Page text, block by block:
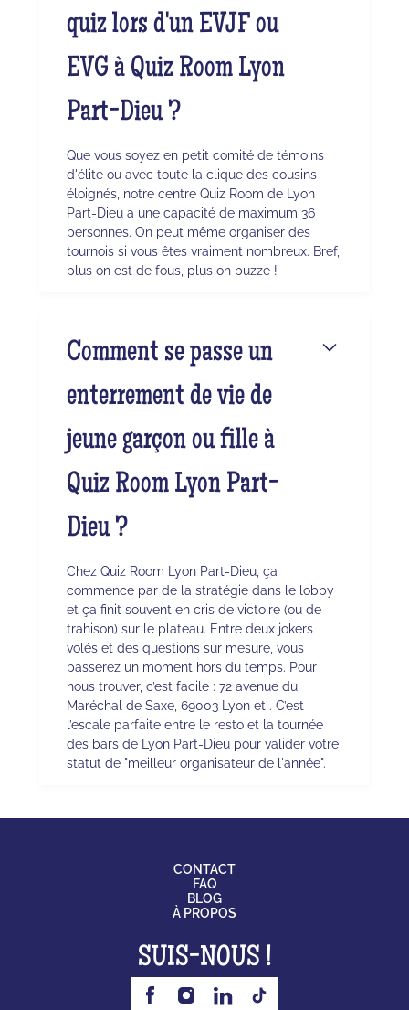
quiz lors d'un EVJF ou
EVG à Quiz Room Lyon
Part-Dieu ?
Que vous soyez en petit comité de témoins
d'élite ou avec toute la clique des cousins
éloignés, notre centre Quiz Room de Lyon
Part-Dieu a une capacité de maximum 36
personnes. On peut même organiser des
tournois si vous êtes vraiment nombreux. Bref,
plus on est de fous, plus on buzze !
Comment se passe un
enterrement de vie de
jeune garçon ou fille à
Quiz Room Lyon Part-
Dieu ?
Chez Quiz Room Lyon Part-Dieu, ça
commence par de la stratégie dans le lobby
et ça finit souvent en cris de victoire (ou de
trahison) sur le plateau. Entre deux jokers
volés et des questions sur mesure, vous
passerez un moment hors du temps. Pour
nous trouver, c’est facile : 72 avenue du
Maréchal de Saxe, 69003 Lyon et . C’est
l’escale parfaite entre le resto et la tournée
des bars de Lyon Part-Dieu pour valider votre
statut de "meilleur organisateur de l'année".
CONTACT
FAQ
BLOG
À PROPOS
SUIS-NOUS !